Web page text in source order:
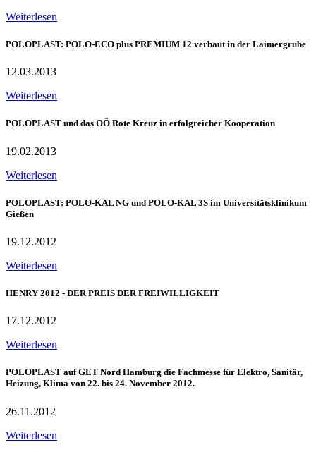
Weiterlesen
POLOPLAST: POLO-ECO plus PREMIUM 12 verbaut in der Laimergrube
12.03.2013
Weiterlesen
POLOPLAST und das OÖ Rote Kreuz in erfolgreicher Kooperation
19.02.2013
Weiterlesen
POLOPLAST: POLO-KAL NG und POLO-KAL 3S im Universitätsklinikum
Gießen
19.12.2012
Weiterlesen
HENRY 2012 - DER PREIS DER FREIWILLIGKEIT
17.12.2012
Weiterlesen
POLOPLAST auf GET Nord Hamburg die Fachmesse für Elektro, Sanitär,
Heizung, Klima von 22. bis 24. November 2012.
26.11.2012
Weiterlesen